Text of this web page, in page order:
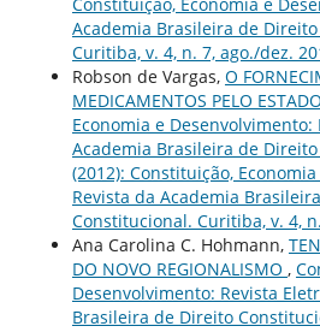
Constituição, Economia e
Academia Brasileira de
Curitiba, v. 4, n. 7, ago./dez.
Robson de Vargas, O
MEDICAMENTOS PELO ESTADO
Economia e
Academia Brasileira de
(2012): Constituição,
Revista da Academia
Constitucional. Curitiba, v. 4,
Ana Carolina C. Hohmann,
DO NOVO REGIONALISMO ,
Desenvolvimento: Revista
Brasileira de Direito